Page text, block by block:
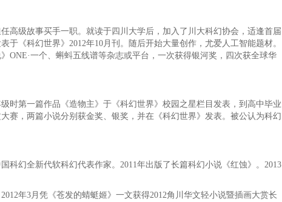
级故事买手一职。就读于四川大学后，加入了川大科幻协会，适逢首届
《科幻世界》2012年10月刊。随后开始大量创作，尤爱人工智能题材。
ONE·一个、蝌蚪五线谱等杂志或平台，一次获得银河奖，四次获全球华
第一篇作品《造物主》于《科幻世界》校园之星栏目发表，到高中毕业
赛，两篇小说分别获金奖、银奖，并在《科幻世界》发表。被公认为科幻
幻全新代软科幻代表作家。2011年出版了长篇科幻小说《红蚀》。2013
年3月凭《苍发的蜻蜓姬》一文获得2012角川华文轻小说暨插画大赏长